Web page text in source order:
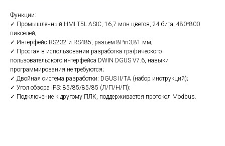
Функции:
✓ Промышленный HMI T5L ASIC, 16,7 млн ​​цветов, 24 бита, 480*800
пикселей;
✓ Интерфейс RS232 и RS485, разъем 8Pin3,81 мм;
✓ Простая в использовании разработка графического
пользовательского интерфейса DWIN DGUS V7.6, навыки
программирования не требуются;
✓ Двойная система разработки: DGUS II/TA (набор инструкций);
✓ Угол обзора IPS: 85/85/85/85 (Л/П/Н/П);
✓ Подключение к другому ПЛК, поддерживается протокол Modbus.